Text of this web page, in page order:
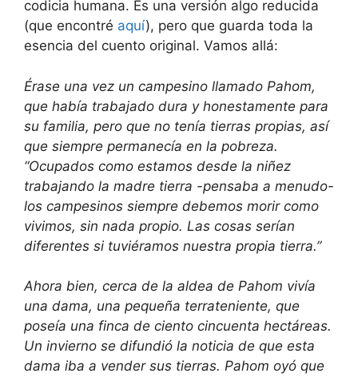
codicia humana. Es una versión algo reducida
(que encontré aquí), pero que guarda toda la
esencia del cuento original. Vamos allá:
Érase una vez un campesino llamado Pahom,
que había trabajado dura y honestamente para
su familia, pero que no tenía tierras propias, así
que siempre permanecía en la pobreza.
“Ocupados como estamos desde la niñez
trabajando la madre tierra -pensaba a menudo-
los campesinos siempre debemos morir como
vivimos, sin nada propio. Las cosas serían
diferentes si tuviéramos nuestra propia tierra.”
Ahora bien, cerca de la aldea de Pahom vivía
una dama, una pequeña terrateniente, que
poseía una finca de ciento cincuenta hectáreas.
Un invierno se difundió la noticia de que esta
dama iba a vender sus tierras. Pahom oyó que